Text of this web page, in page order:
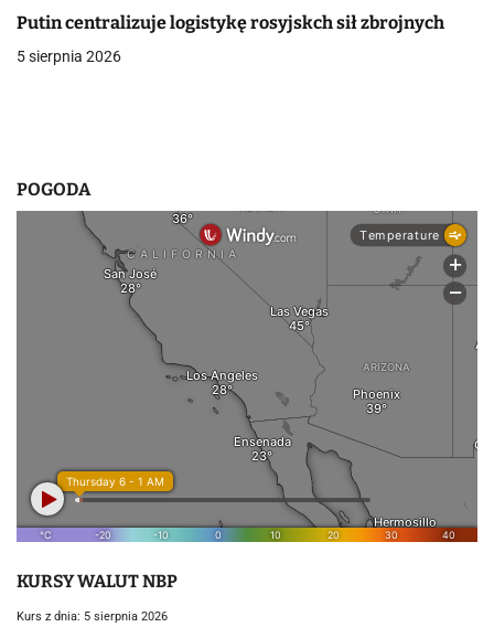
i
Putin centralizuje logistykę rosyjskch sił zbrojnych
5 sierpnia 2026
POGODA
KURSY WALUT NBP
Kurs z dnia: 5 sierpnia 2026